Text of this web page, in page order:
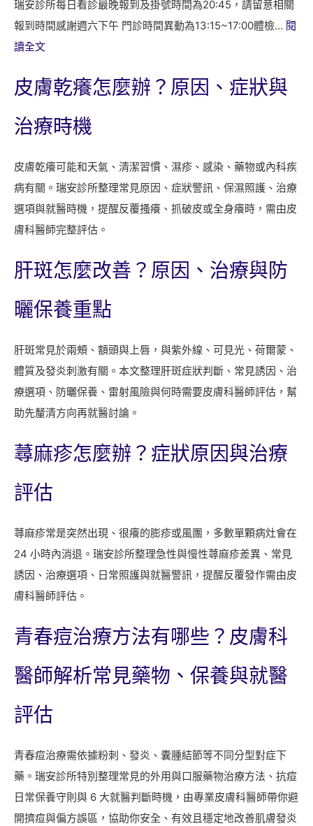
瑞安診所每日看診最晚報到及掛號時間為20:45，請留意相關
報到時間感謝週六下午 門診時間異動為13:15~17:00體檢… 閱
讀全文:
安
所
月
門
診
與
號
時
間
皮膚乾癢怎麼辦？原因、症狀與
治療時機
皮膚乾癢可能和天氣、清潔習慣、濕疹、感染、藥物或內科疾
病有關。瑞安診所整理常見原因、症狀警訊、保濕照護、治療
選項與就醫時機，提醒反覆搔癢、抓破皮或全身癢時，需由皮
膚科醫師完整評估。
肝斑怎麼改善？原因、治療與防
曬保養重點
肝斑常見於兩頰、額頭與上唇，與紫外線、可見光、荷爾蒙、
體質及發炎刺激有關。本文整理肝斑症狀判斷、常見誘因、治
療選項、防曬保養、雷射風險與何時需要皮膚科醫師評估，幫
助先釐清方向再就醫討論。
蕁麻疹怎麼辦？症狀原因與治療
評估
蕁麻疹常是突然出現、很癢的膨疹或風團，多數單顆病灶會在
24 小時內消退。瑞安診所整理急性與慢性蕁麻疹差異、常見
誘因、治療選項、日常照護與就醫警訊，提醒反覆發作需由皮
膚科醫師評估。
青春痘治療方法有哪些？皮膚科
醫師解析常見藥物、保養與就醫
評估
青春痘治療需依據粉刺、發炎、囊腫結節等不同分型對症下
藥。瑞安診所特別整理常見的外用與口服藥物治療方法、抗痘
日常保養守則與 6 大就醫判斷時機，由專業皮膚科醫師帶你避
開擠痘與偏方誤區，協助你安全、有效且穩定地改善肌膚發炎